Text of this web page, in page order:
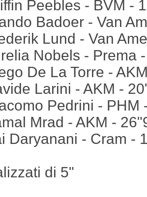
Peebles - BVM -
Badoer - Van
Lund - Van
Nobels - Prema
De La Torre -
Larini - AKM -
Pedrini - PHM
Mrad - AKM -
Daryanani - Cram -
di 5"